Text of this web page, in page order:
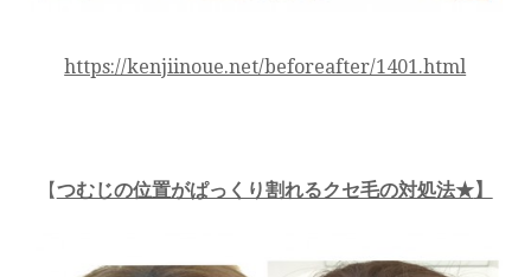
https://kenjiinoue.net/beforeafter/1401.html
【つむじの位置がぱっくり割れるクセ毛の対処法★】